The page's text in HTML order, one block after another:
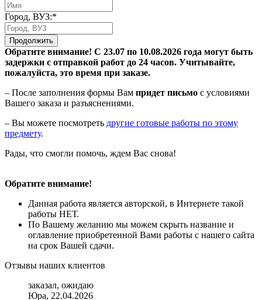
Город, ВУЗ:*
Продолжить
Обратите внимание! С 23.07 по 10.08.2026 года могут быть
задержки с отправкой работ до 24 часов. Учитывайте,
пожалуйста, это время при заказе.
– После заполнения формы Вам придет письмо с условиями
Вашего заказа и разъяснениями.
– Вы можете посмотреть другие готовые работы по этому
предмету.
Рады, что смогли помочь, ждем Вас снова!
Обратите внимание!
Данная работа является авторской, в Интернете такой
работы НЕТ.
По Вашему желанию мы можем скрыть название и
оглавление приобретенной Вами работы с нашего сайта
на срок Вашей сдачи.
Отзывы наших клиентов
заказал, ожидаю
Юра, 22.04.2026